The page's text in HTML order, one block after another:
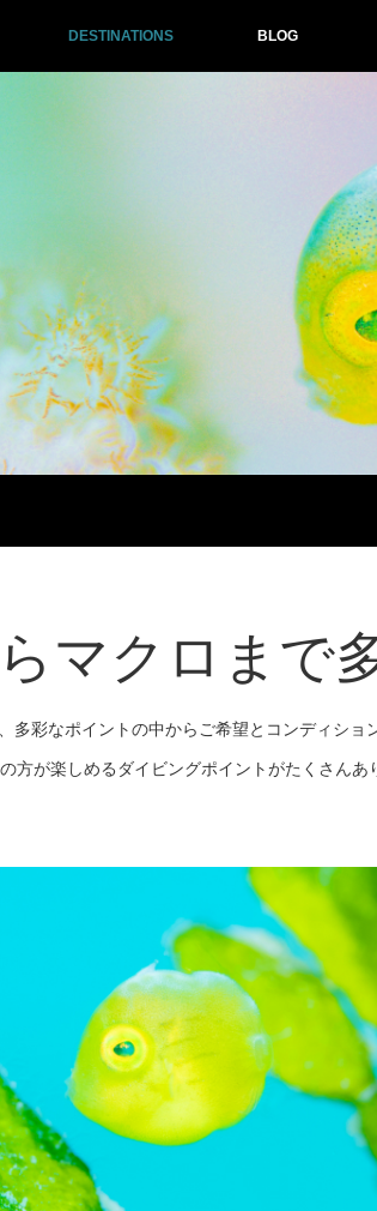
DESTINATIONS BLOG
マクロまで
彩なポイントの中からご希望とコンディシ
方が楽しめるダイビングポイントがたくさんあ